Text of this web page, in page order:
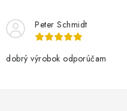
Peter Schmidt
dobrý výrobok odporúčam